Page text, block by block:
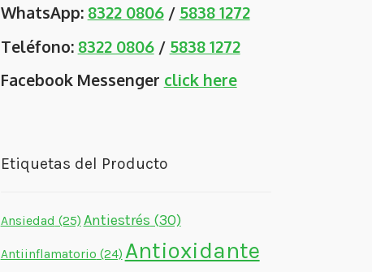
WhatsApp: 8322 0806/ 5838 1272
Teléfono: 8322 0806/ 5838 1272
Facebook Messenger click here
Etiquetas del Producto
Ansiedad (25) Antiestrés (30)
Antiinflamatorio (24) Antioxidante